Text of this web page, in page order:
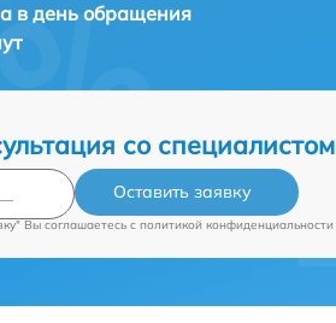
в день обращения
со специалистом
Оставить заявку
Вы соглашаетесь c политикой конфиденциальности